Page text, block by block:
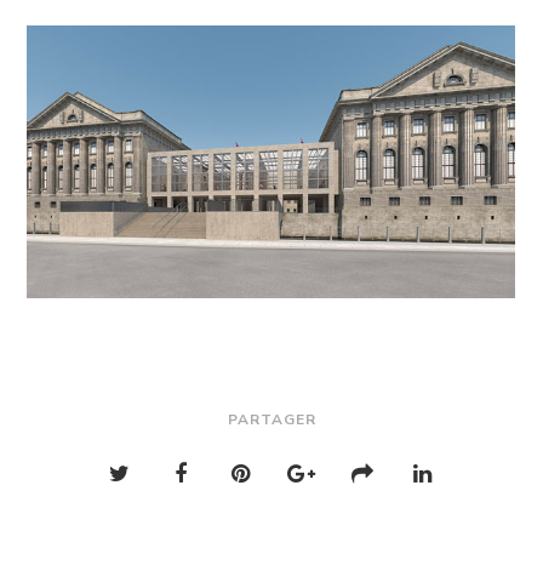
PARTAGER